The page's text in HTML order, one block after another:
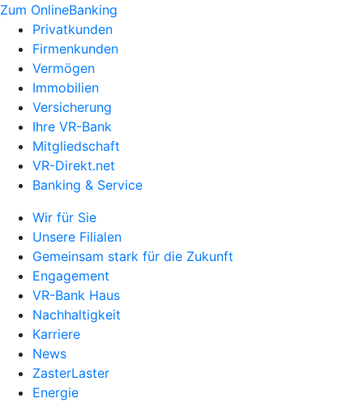
Zum OnlineBanking
Privatkunden
Firmenkunden
Vermögen
Immobilien
Versicherung
Ihre VR-Bank
Mitgliedschaft
VR-Direkt.net
Banking & Service
Wir für Sie
Unsere Filialen
Gemeinsam stark für die Zukunft
Engagement
VR-Bank Haus
Nachhaltigkeit
Karriere
News
ZasterLaster
Energie